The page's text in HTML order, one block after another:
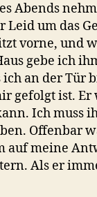
Abends
Leid um das
vorne, und
gebe ich
ich an der Tür
gefolgt ist.
Ich muss
Offenbar
auf meine
Als er